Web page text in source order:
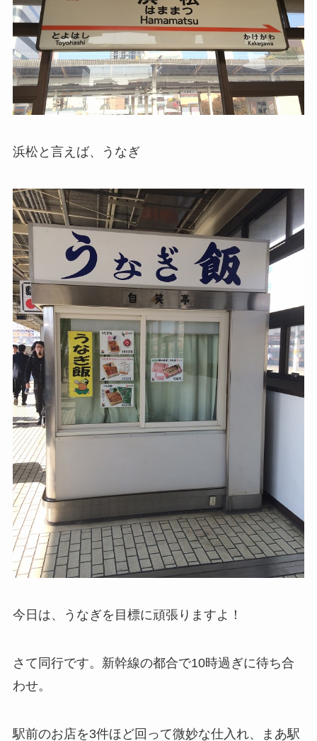
浜松と言えば、うなぎ
今日は、うなぎを目標に頑張りますよ！
さて同行です。新幹線の都合で10時過ぎに待ち合
わせ。
駅前のお店を3件ほど回って微妙な仕入れ、まあ駅